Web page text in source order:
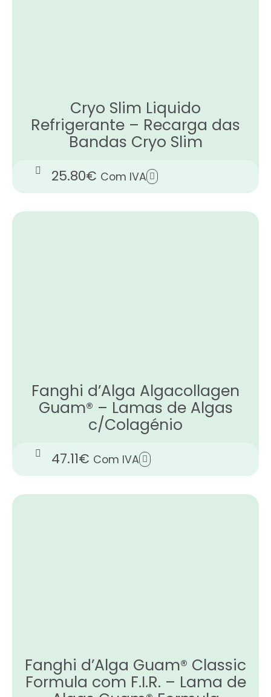
Cryo Slim Liquido
Refrigerante – Recarga das
Bandas Cryo Slim
25.80€ Com IVA
Fanghi d’Alga Algacollagen
Guam® – Lamas de Algas
c/Colagénio
47.11€ Com IVA
Fanghi d’Alga Guam® Classic
Formula com F.I.R. – Lama de